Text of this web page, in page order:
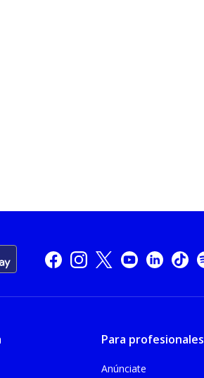
Para profesionales
Anúnciate